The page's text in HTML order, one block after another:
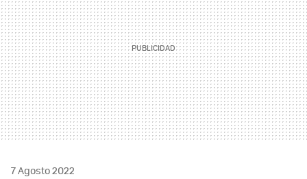
7 Agosto 2022